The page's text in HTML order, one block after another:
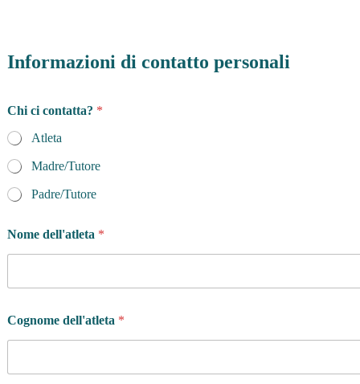
Informazioni di contatto personali
Chi ci contatta? *
Atleta
Madre/Tutore
Padre/Tutore
Nome dell'atleta *
Cognome dell'atleta *